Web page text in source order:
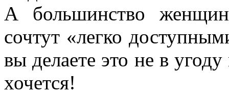
А большинство
сочтут «легко
вы делаете это не в
хочется!